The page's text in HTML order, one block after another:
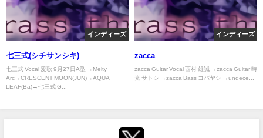
インディーズ
七三式(シチサンシキ)
七三式 Vocal 愛歌 9月27日A型 →Melty
Arc→CRESCENT MOON(JUN)→AQUA
LEAF(Ba)→七三式 G...
インディーズ
zacca
zacca Guitar,Vocal 西村 雄誠 →zacca Guitar 時
光 サトシ →zacca Bass コバヤシ →undece...